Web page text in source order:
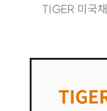
TIGER 미국채